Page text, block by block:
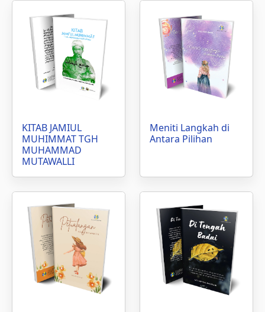
KITAB JAMIUL
MUHIMMAT TGH
MUHAMMAD
MUTAWALLI
Meniti Langkah di
Antara Pilihan